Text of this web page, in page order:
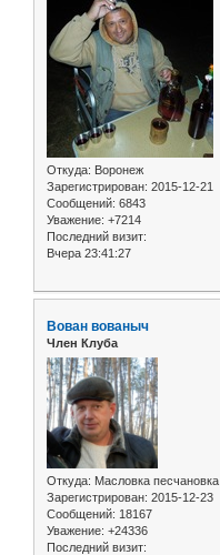
Откуда: Воронеж
Зарегистрирован: 2015-12-21
Сообщений: 6843
Уважение: +7214
Последний визит:
Вчера 23:41:27
Вован вованыч
Член Клуба
Откуда: Масловка песчановка
Зарегистрирован: 2015-12-23
Сообщений: 18167
Уважение: +24336
Последний визит: